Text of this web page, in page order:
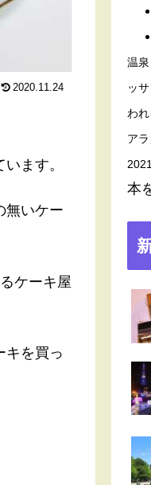
2020.11.24
ます。
無いケー
ケーキ屋
キを買っ
温
ッ
わ
アラ
本